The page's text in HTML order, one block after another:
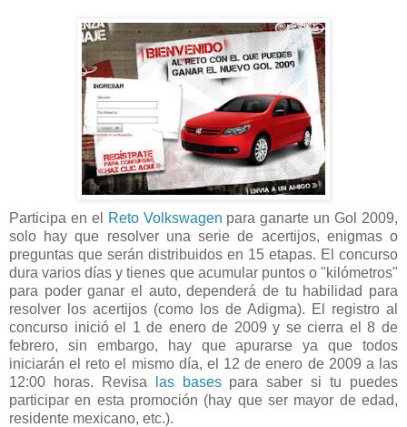
Participa en el Reto Volkswagen para ganarte un Gol 2009,
solo hay que resolver una serie de acertijos, enigmas o
preguntas que serán distribuidos en 15 etapas. El concurso
dura varios días y tienes que acumular puntos o "kilómetros"
para poder ganar el auto, dependerá de tu habilidad para
resolver los acertijos (como los de Adigma). El registro al
concurso inició el 1 de enero de 2009 y se cierra el 8 de
febrero, sin embargo, hay que apurarse ya que todos
iniciarán el reto el mismo día, el 12 de enero de 2009 a las
12:00 horas. Revisa
las basespara saber si tu puedes
participar en esta promoción (hay que ser mayor de edad,
residente mexicano, etc.).